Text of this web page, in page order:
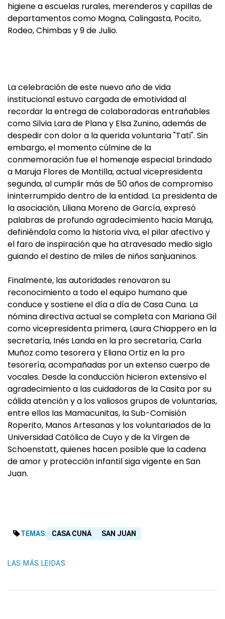
higiene a escuelas rurales, merenderos y capillas de
departamentos como Mogna, Calingasta, Pocito,
Rodeo, Chimbas y 9 de Julio.
La celebración de este nuevo año de vida
institucional estuvo cargada de emotividad al
recordar la entrega de colaboradoras entrañables
como Silvia Lara de Plana y Elsa Zunino, además de
despedir con dolor a la querida voluntaria "Tati". Sin
embargo, el momento cúlmine de la
conmemoración fue el homenaje especial brindado
a Maruja Flores de Montilla, actual vicepresidenta
segunda, al cumplir más de 50 años de compromiso
ininterrumpido dentro de la entidad. La presidenta de
la asociación, Liliana Moreno de García, expresó
palabras de profundo agradecimiento hacia Maruja,
definiéndola como la historia viva, el pilar afectivo y
el faro de inspiración que ha atravesado medio siglo
guiando el destino de miles de niños sanjuaninos.
Finalmente, las autoridades renovaron su
reconocimiento a todo el equipo humano que
conduce y sostiene el día a día de Casa Cuna. La
nómina directiva actual se completa con Mariana Gil
como vicepresidenta primera, Laura Chiappero en la
secretaría, Inés Landa en la pro secretaría, Carla
Muñoz como tesorera y Eliana Ortiz en la pro
tesorería, acompañadas por un extenso cuerpo de
vocales. Desde la conducción hicieron extensivo el
agradecimiento a las cuidadoras de la Casita por su
cálida atención y a los valiosos grupos de voluntarias,
entre ellos las Mamacunitas, la Sub-Comisión
Roperito, Manos Artesanas y los voluntariados de la
Universidad Católica de Cuyo y de la Virgen de
Schoenstatt, quienes hacen posible que la cadena
de amor y protección infantil siga vigente en San
Juan.
TEMAS: CASA CUNA SAN JUAN
LAS MÁS LEIDAS